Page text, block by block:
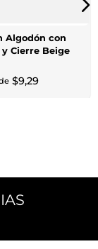
Algodón con
Cierre Beige
$9,29